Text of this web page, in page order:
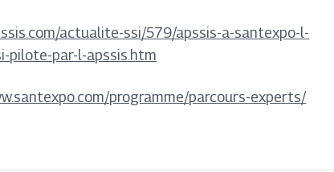
actualite-ssi/579/apssis-a-santexpo-l-
pilote-par-l-apssis.htm
programme/parcours-experts/